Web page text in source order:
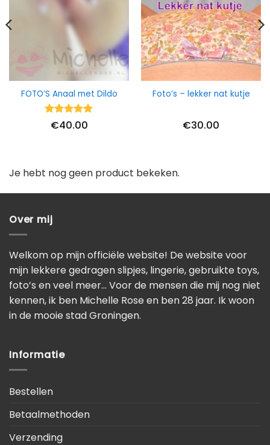
FOTO’S Anaal met Dildo
Waardering
€40.00
Foto’s – lekker nat kutje
€30.00
Je hebt nog geen product bekeken.
Over mij
Welkom op mijn officiële website! De website voor
mijn lekkere gedragen slipjes, lingerie, gebruikte toys,
foto’s en veel meer… Voor de mensen die mij nog niet
kennen, ik ben Michelle Rose en ben 28 jaar. Ik woon
in de mooie stad Groningen.
Informatie
Bestellen
Betaalmethoden
Verzending